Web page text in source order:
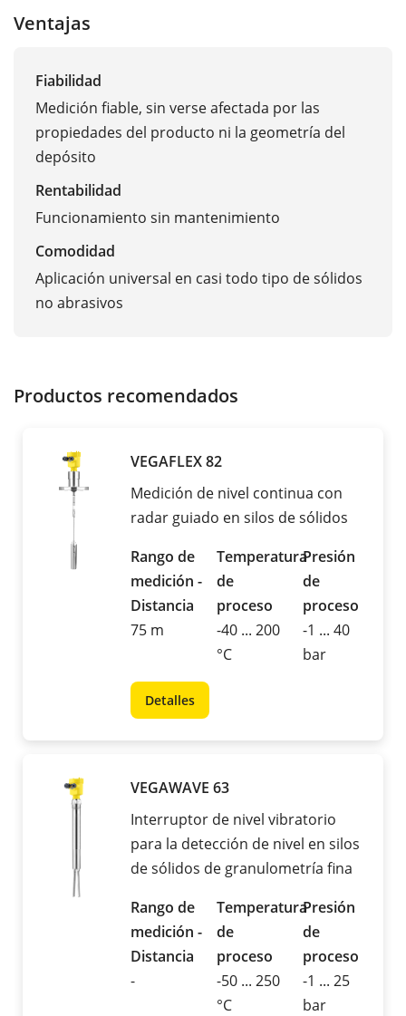
Ventajas
Fiabilidad
Medición fiable, sin verse afectada por las
propiedades del producto ni la geometría del
depósito
Rentabilidad
Funcionamiento sin mantenimiento
Comodidad
Aplicación universal en casi todo tipo de sólidos
no abrasivos
Productos recomendados
VEGAFLEX 82
Medición de nivel continua con
radar guiado en silos de sólidos
Rango de
medición -
Distancia
75 m
Temperatura
de
proceso
-40 ... 200
°C
Presión
de
proceso
-1 ... 40
bar
Detalles
VEGAWAVE 63
Interruptor de nivel vibratorio
para la detección de nivel en silos
de sólidos de granulometría fina
Rango de
medición -
Distancia
-
Temperatura
de
proceso
-50 ... 250
°C
Presión
de
proceso
-1 ... 25
bar